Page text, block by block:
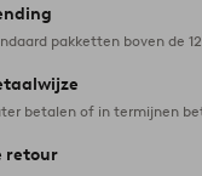
pakketten boven de
betalen of in termijnen
retour